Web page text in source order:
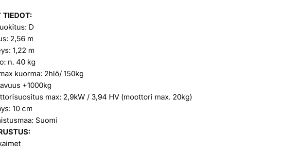
TIEDOT:
D
2,56 m
1,22 m
n. 40 kg
kuorma: 2hlö/ 150kg
+1000kg
max: 2,9kW / 3,94 HV (moottori max. 20kg)
10 cm
Suomi